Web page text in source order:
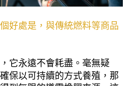
好處是，與傳統燃料等商品
它永遠不會耗盡。毫無疑
保以可持續的方式養殖，那